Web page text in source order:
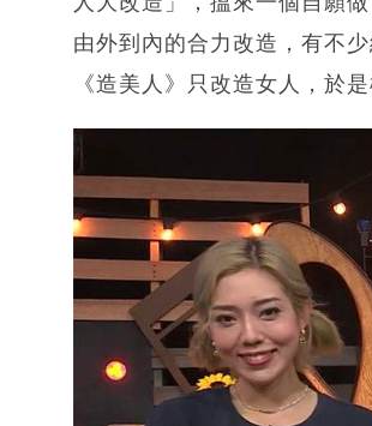
由外到內的合力改造，有不
《造美人》只改造女人，於